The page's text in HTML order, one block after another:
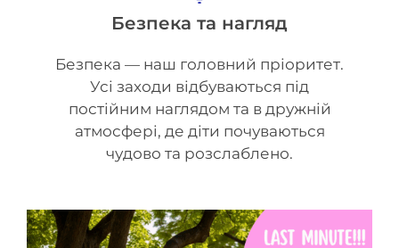
Безпека та нагляд
Безпека — наш головний пріоритет.
Усі заходи відбуваються під
постійним наглядом та в дружній
атмосфері, де діти почуваються
чудово та розслаблено.